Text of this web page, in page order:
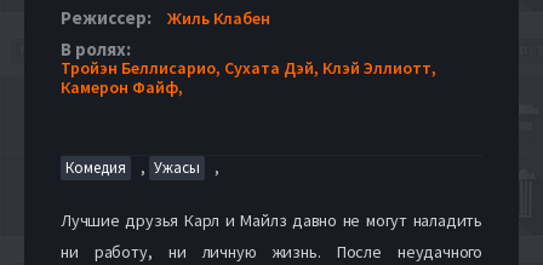
Режиссер: Жиль Клабен
В ролях:
Тройэн Беллисарио, Сухата Дэй, Клэй Эллиотт,
Камерон Файф,
Комедия , Ужасы ,
Лучшие друзья Карл и Майлз давно не могут наладить
ни работу, ни личную жизнь. После неудачного